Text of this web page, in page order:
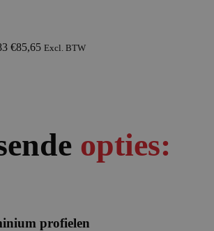
€85,65 Excl. BTW
opties:
profielen